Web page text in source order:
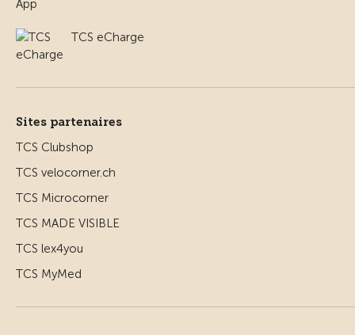
TCS eCharge
Sites partenaires
TCS Clubshop
TCS velocorner.ch
TCS Microcorner
TCS MADE VISIBLE
TCS lex4you
TCS MyMed